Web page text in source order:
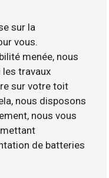
sur la
vous.
menée, nous
travaux
sur votre toit
nous disposons
nous vous
de batteries